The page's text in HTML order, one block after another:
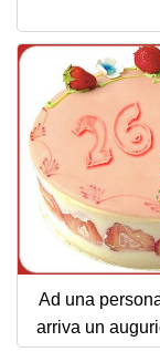
Ad una
arriva un